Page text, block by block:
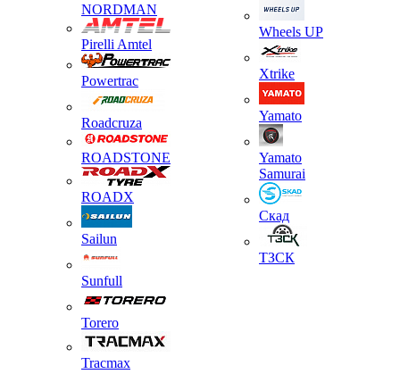
NORDMAN
Pirelli Amtel
Powertrac
Roadcruza
ROADSTONE
ROADX
Sailun
Sunfull
Torero
Tracmax
Wheels UP
Xtrike
Yamato
Yamato
Samurai
Скад
ТЗСК